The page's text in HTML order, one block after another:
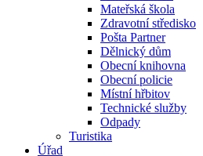
Mateřská škola
Zdravotní středisko
Pošta Partner
Dělnický dům
Obecní knihovna
Obecní policie
Místní hřbitov
Technické služby
Odpady
Turistika
Úřad